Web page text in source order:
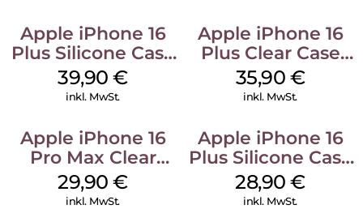
Apple iPhone 16
Plus Silicone Case
MagSafe Plum
39,90€
inkl. MwSt.
Apple iPhone 16
Plus Clear Case
MagSafe
Transparent
35,90 €
inkl. MwSt.
Apple iPhone 16
Pro Max Clear
Case MagSafe
Transparent
29,90€
inkl. MwSt.
Apple iPhone 16
Plus Silicone Case
MagSafe Black
28,90€
inkl. MwSt.